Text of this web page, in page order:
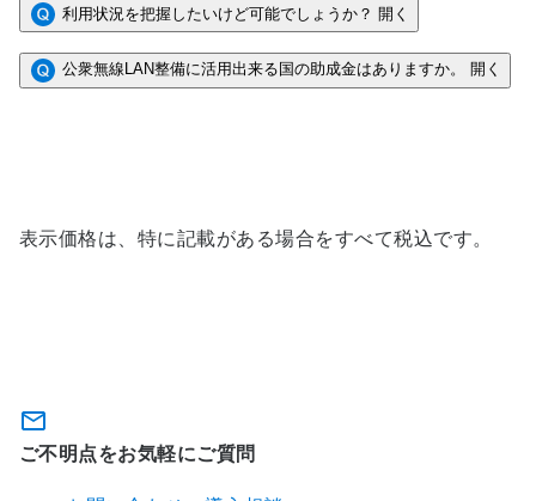
利用状況を把握したいけど可能でしょうか？ 開く
公衆無線LAN整備に活用出来る国の助成金はありますか。 開く
表示価格は、特に記載がある場合をすべて税込です。
ご不明点をお気軽にご質問